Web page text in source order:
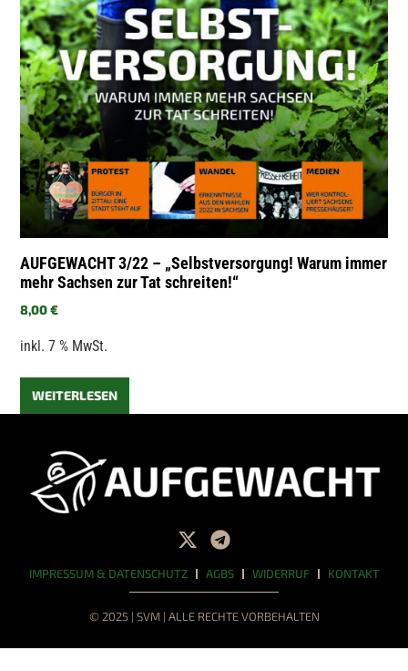
AUFGEWACHT 3/22 – „Selbstversorgung! Warum immer
mehr Sachsen zur Tat schreiten!“
8,00€
inkl. 7 % MwSt.
WEITERLESEN
IMPRESSUM & DATENSCHUTZ AGBS WIDERRUF KONTAKT
© 2025 | SVM | ALLE RECHTE VORBEHALTEN